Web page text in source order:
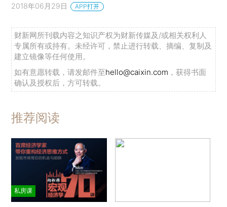
2018年06月29日 APP打开
财新网所刊载内容之知识产权为财新传媒及/或相关权利人
专属所有或持有。未经许可，禁止进行转载、摘编、复制及
建立镜像等任何使用。
如有意愿转载，请发邮件至hello@caixin.com ，获得书面
确认及授权后，方可转载。
推荐阅读
私房课